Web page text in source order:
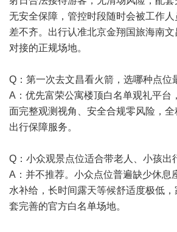
无安全保障，管控时段随时会被工作
差不齐。出行认准北京金翔国旅海南
对接的正规场地。
Q：第一次去文昌看火箭，选哪种点位
A：优先富荣公寓楼顶白名单观礼平台
面完整观测视角、安全合规零风险，
出行保障服务。
Q：小众观景点位适合带老人、小孩出
A：并不推荐。小众点位普遍缺少休息
水补给，长时间露天等候舒适度极低
套完善的官方白名单场地。